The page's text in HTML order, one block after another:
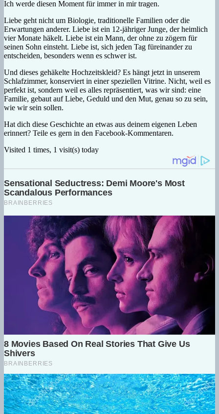
Ich werde diesen Moment für immer in mir tragen.
Liebe geht nicht um Biologie, traditionelle Familien oder die
Erwartungen anderer. Liebe ist ein 12-jähriger Junge, der heimlich
vier Monate häkelt. Liebe ist ein Mann, der ohne zu zögern für
seinen Sohn einsteht. Liebe ist, sich jeden Tag füreinander zu
entscheiden, besonders wenn es schwer ist.
Und dieses gehäkelte Hochzeitskleid? Es hängt jetzt in unserem
Schlafzimmer, konserviert in einer speziellen Vitrine. Nicht, weil es
perfekt ist, sondern weil es alles repräsentiert, was wir sind: eine
Familie, gebaut auf Liebe, Geduld und den Mut, genau so zu sein,
wie wir sein sollen.
Hat dich diese Geschichte an etwas aus deinem eigenen Leben
erinnert? Teile es gern in den Facebook-Kommentaren.
Visited 1 times, 1 visit(s) today